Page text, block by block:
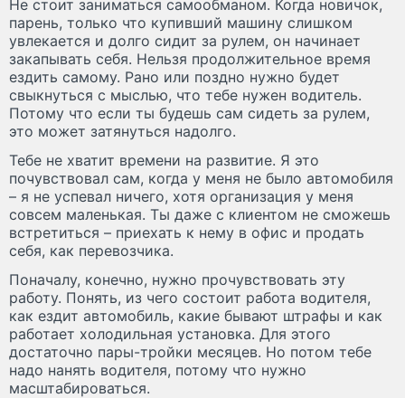
Не стоит заниматься самообманом. Когда новичок,
парень, только что купивший машину слишком
увлекается и долго сидит за рулем, он начинает
закапывать себя. Нельзя продолжительное время
ездить самому. Рано или поздно нужно будет
свыкнуться с мыслью, что тебе нужен водитель.
Потому что если ты будешь сам сидеть за рулем,
это может затянуться надолго.
Тебе не хватит времени на развитие. Я это
почувствовал сам, когда у меня не было автомобиля
– я не успевал ничего, хотя организация у меня
совсем маленькая. Ты даже с клиентом не сможешь
встретиться – приехать к нему в офис и продать
себя, как перевозчика.
Поначалу, конечно, нужно прочувствовать эту
работу. Понять, из чего состоит работа водителя,
как ездит автомобиль, какие бывают штрафы и как
работает холодильная установка. Для этого
достаточно пары-тройки месяцев. Но потом тебе
надо нанять водителя, потому что нужно
масштабироваться.